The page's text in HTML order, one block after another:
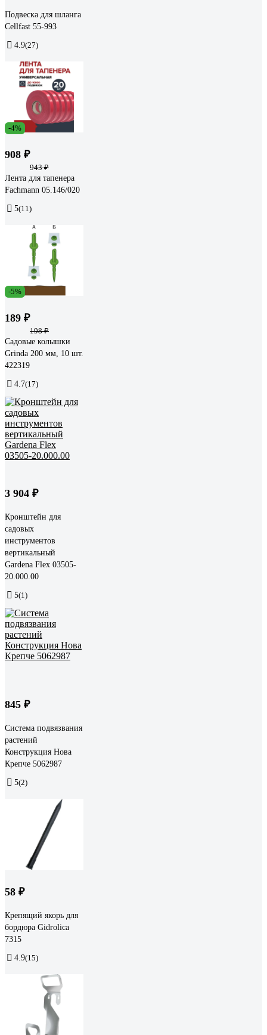
Подвеска для шланга
Cellfast 55-993
4.9(27)
-4%
908 ₽
943 ₽
Лента для тапенера
Fachmann 05.146/020
5(11)
-5%
189 ₽
198 ₽
Садовые колышки
Grinda 200 мм, 10 шт.
422319
4.7(17)
3 904 ₽
Кронштейн для
садовых
инструментов
вертикальный
Gardena Flex 03505-
20.000.00
5(1)
845 ₽
Система подвязвания
растений
Конструкция Нова
Крепче 5062987
5(2)
58 ₽
Крепящий якорь для
бордюра Gidrolica
7315
4.9(15)